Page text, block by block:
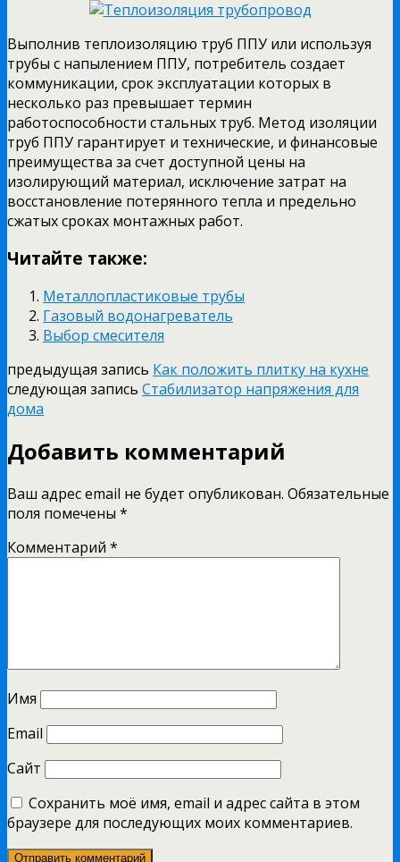
Выполнив теплоизоляцию труб ППУ или используя
трубы с напылением ППУ, потребитель создает
коммуникации, срок эксплуатации которых в
несколько раз превышает термин
работоспособности стальных труб. Метод изоляции
труб ППУ гарантирует и технические, и финансовые
преимущества за счет доступной цены на
изолирующий материал, исключение затрат на
восстановление потерянного тепла и предельно
сжатых сроках монтажных работ.
Читайте также:
Металлопластиковые трубы
Газовый водонагреватель
Выбор смесителя
предыдущая запись Как положить плитку на кухне
следующая запись Стабилизатор напряжения для
дома
Добавить комментарий
Ваш адрес email не будет опубликован. Обязательные
поля помечены *
Комментарий *
Имя
Email
Сайт
Сохранить моё имя, email и адрес сайта в этом
браузере для последующих моих комментариев.